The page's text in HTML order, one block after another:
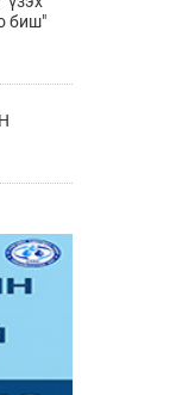
биш"
сая